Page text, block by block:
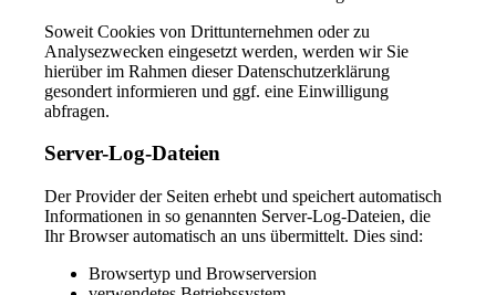
Soweit Cookies von Drittunternehmen oder zu
Analysezwecken eingesetzt werden, werden wir Sie
hierüber im Rahmen dieser Datenschutzerklärung
gesondert informieren und ggf. eine Einwilligung
abfragen.
Server-Log-Dateien
Der Provider der Seiten erhebt und speichert automatisch
Informationen in so genannten Server-Log-Dateien, die
Ihr Browser automatisch an uns übermittelt. Dies sind:
Browsertyp und Browserversion